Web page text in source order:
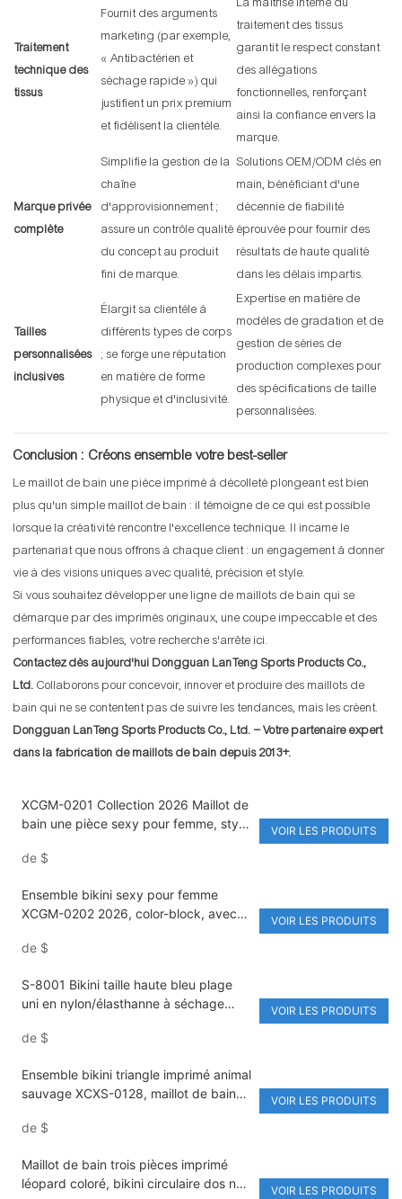
Traitement
technique des
tissus
Fournit des arguments
marketing (par exemple,
« Antibactérien et
séchage rapide ») qui
justifient un prix premium
et fidélisent la clientèle.
La maîtrise interne du
traitement des tissus
garantit le respect constant
des allégations
fonctionnelles, renforçant
ainsi la confiance envers la
marque.
Marque privée
complète
Simplifie la gestion de la
chaîne
d'approvisionnement ;
assure un contrôle qualité
du concept au produit
fini de marque.
Solutions OEM/ODM clés en
main, bénéficiant d'une
décennie de fiabilité
éprouvée pour fournir des
résultats de haute qualité
dans les délais impartis.
Tailles
personnalisées
inclusives
Élargit sa clientèle à
différents types de corps
; se forge une réputation
en matière de forme
physique et d'inclusivité.
Expertise en matière de
modèles de gradation et de
gestion de séries de
production complexes pour
des spécifications de taille
personnalisées.
Conclusion : Créons ensemble votre best-seller
Le maillot de bain une pièce imprimé à décolleté plongeant est bien
plus qu'un simple maillot de bain : il témoigne de ce qui est possible
lorsque la créativité rencontre l'excellence technique. Il incarne le
partenariat que nous offrons à chaque client : un engagement à donner
vie à des visions uniques avec qualité, précision et style.
Si vous souhaitez développer une ligne de maillots de bain qui se
démarque par des imprimés originaux, une coupe impeccable et des
performances fiables, votre recherche s'arrête ici.
Contactez dès aujourd'hui Dongguan LanTeng Sports Products Co.,
Ltd. Collaborons pour concevoir, innover et produire des maillots de
bain qui ne se contentent pas de suivre les tendances, mais les créent.
Dongguan LanTeng Sports Products Co., Ltd. – Votre partenaire expert
dans la fabrication de maillots de bain depuis 2013+.
XCGM-0201 Collection 2026 Maillot de
bain une pièce sexy pour femme, style
ornements métalliques tendance.
de $
VOIR LES PRODUITS
Ensemble bikini sexy pour femme
XCGM-0202 2026, color-block, avec
de $
VOIR LES PRODUITS
S-8001 Bikini taille haute bleu plage
uni en nylon/élasthanne à séchage
de $
VOIR LES PRODUITS
Ensemble bikini triangle imprimé animal
sauvage XCXS-0128, maillot de bain
tendance
de $
VOIR LES PRODUITS
Maillot de bain trois pièces imprimé
léopard coloré, bikini circulaire dos nu
VOIR LES PRODUITS